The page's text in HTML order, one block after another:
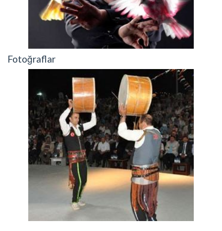
Fotoğraflar